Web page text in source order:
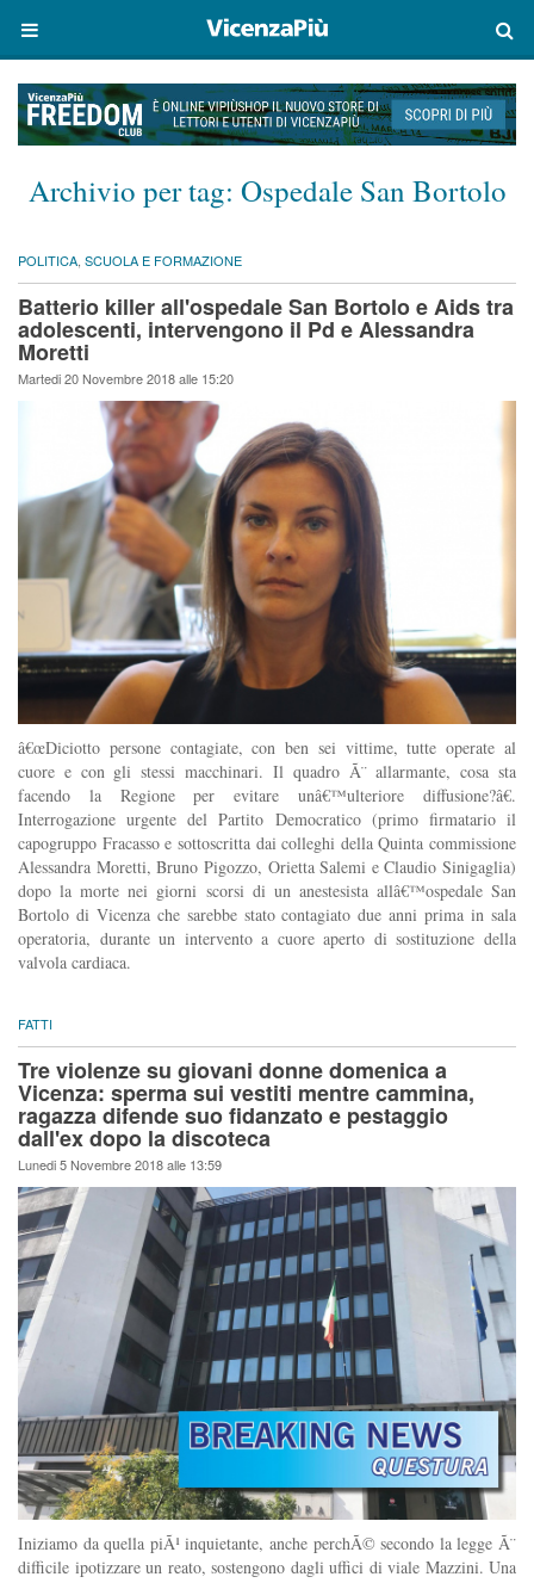
Archivio per tag: Ospedale San Bortolo
POLITICA, SCUOLA E FORMAZIONE
Batterio killer all'ospedale San Bortolo e Aids tra
adolescenti, intervengono il Pd e Alessandra
Moretti
Martedi 20 Novembre 2018 alle 15:20
â€œDiciotto persone contagiate, con ben sei vittime, tutte operate al
cuore e con gli stessi macchinari. Il quadro Ã¨ allarmante, cosa sta
facendo la Regione per evitare unâ€™ulteriore diffusione?â€.
Interrogazione urgente del Partito Democratico (primo firmatario il
capogruppo Fracasso e sottoscritta dai colleghi della Quinta commissione
Alessandra Moretti, Bruno Pigozzo, Orietta Salemi e Claudio Sinigaglia)
dopo la morte nei giorni scorsi di un anestesista allâ€™ospedale San
Bortolo di Vicenza che sarebbe stato contagiato due anni prima in sala
operatoria, durante un intervento a cuore aperto di sostituzione della
valvola cardiaca.
FATTI
Tre violenze su giovani donne domenica a
Vicenza: sperma sui vestiti mentre cammina,
ragazza difende suo fidanzato e pestaggio
dall'ex dopo la discoteca
Lunedi 5 Novembre 2018 alle 13:59
Iniziamo da quella piÃ¹ inquietante, anche perchÃ© secondo la legge Ã¨
difficile ipotizzare un reato, sostengono dagli uffici di viale Mazzini. Una